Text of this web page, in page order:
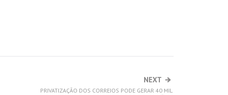
NEXT
PRIVATIZAÇÃO DOS CORREIOS PODE GERAR 40 MIL